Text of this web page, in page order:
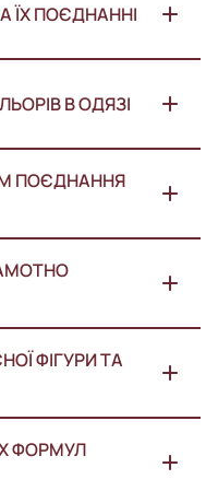
ЇХ ПОЄДНАННІ
В ОДЯЗІ
ПОЄДНАННЯ
ФІГУРИ ТА
ФОРМУЛ